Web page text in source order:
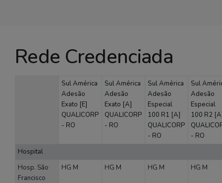
Rede Credenciada
Sul América
Adesão
Exato [E]
QUALICORP
- RO
Sul América
Adesão
Exato [A]
QUALICORP
- RO
Sul América
Adesão
Especial
100 R1 [A]
QUALICORP
- RO
Sul
Adesão
Especial
100 R2
- RO
Hospital
Hosp. São
Francisco
HG M HG M HG M HG M